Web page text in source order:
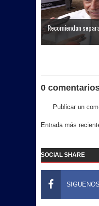
Recomiendan
0
Publicar un
Entrada más
SOCIAL SHARE
SIGUENOS